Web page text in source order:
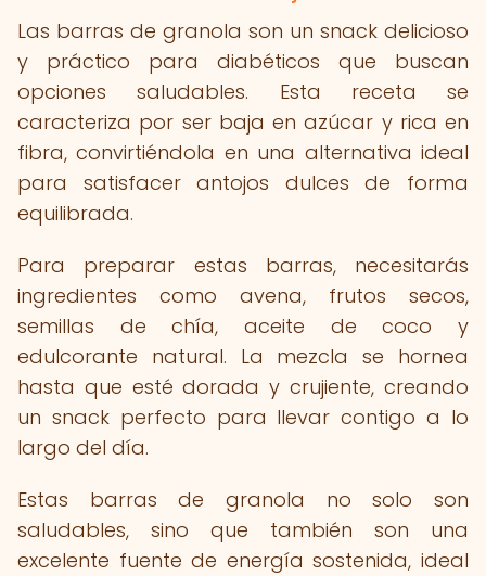
Las barras de granola son un snack delicioso
y práctico para diabéticos que buscan
opciones saludables. Esta receta se
caracteriza por ser baja en azúcar y rica en
fibra, convirtiéndola en una alternativa ideal
para satisfacer antojos dulces de forma
equilibrada.
Para preparar estas barras, necesitarás
ingredientes como avena, frutos secos,
semillas de chía, aceite de coco y
edulcorante natural. La mezcla se hornea
hasta que esté dorada y crujiente, creando
un snack perfecto para llevar contigo a lo
largo del día.
Estas barras de granola no solo son
saludables, sino que también son una
excelente fuente de energía sostenida, ideal